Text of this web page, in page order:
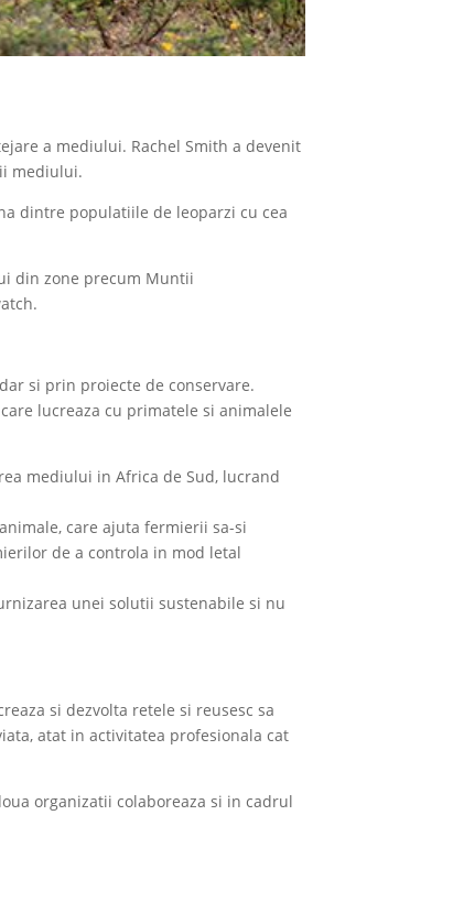
a mediului. Rachel Smith a devenit
mediului.
dintre populatiile de leoparzi cu cea
din zone precum Muntii
si prin proiecte de conservare.
lucreaza cu primatele si animalele
mediului in Africa de Sud, lucrand
care ajuta fermierii sa-si
de a controla in mod letal
unei solutii sustenabile si nu
si dezvolta retele si reusesc sa
atat in activitatea profesionala cat
organizatii colaboreaza si in cadrul